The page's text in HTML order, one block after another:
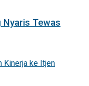
Nyaris Tewas